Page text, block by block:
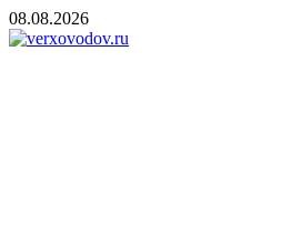
Skip
to
08.08.2026